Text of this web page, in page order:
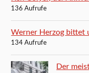
136 Aufrufe
Werner Herzog bittet
134 Aufrufe
Der